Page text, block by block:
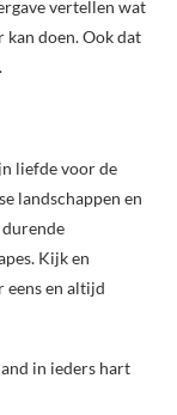
vertellen wat
kan doen. Ook dat
liefde voor de
landschappen en
Kijk en
eens en altijd
in ieders hart